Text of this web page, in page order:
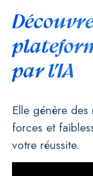
par l’IA
Elle génère
forces et
votre réussite.